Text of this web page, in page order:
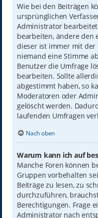
Wie bei den Beiträgen
ursprünglichen
Administrator
bearbeiten, ändere den
dieser ist immer mit der
niemand eine Stimme
Benutzer die Umfrage
bearbeiten. Sollte
abgestimmt haben, so
Moderatoren oder
gelöscht werden.
laufenden Umfragen
Nach oben
Warum kann ich auf
Manche Foren können
Gruppen vorbehalten
Beiträge zu lesen, zu
durchzuführen,
Berechtigungen. Frage
Administrator nach